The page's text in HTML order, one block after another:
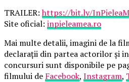
TRAILER:https://bit.ly/
Site oficial: inpieleamea.ro
Mai multe detalii, imagini de la
declarații din partea actorilor și
concursuri sunt disponibile pe
filmului de Facebook, Instagram,